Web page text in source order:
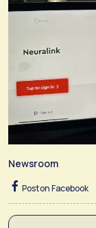
Newsroom
Post on Facebook